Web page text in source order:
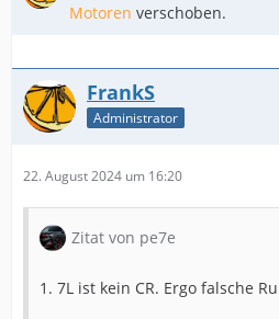
Motoren verschoben.
FrankS
Administrator
22. August 2024 um 16:20
Zitat von pe7e
1. 7L ist kein CR. Ergo falsche